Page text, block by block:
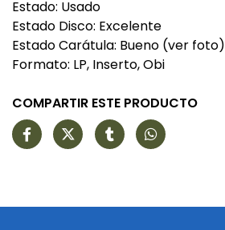
Estado: Usado
Estado Disco: Excelente
Estado Carátula: Bueno (ver foto)
Formato: LP, Inserto, Obi
COMPARTIR ESTE PRODUCTO